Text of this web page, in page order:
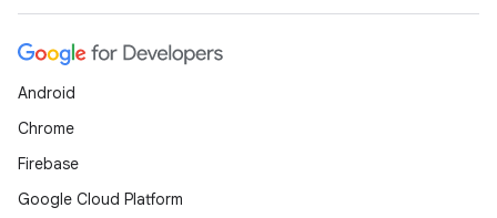
Android
Chrome
Firebase
Google Cloud Platform